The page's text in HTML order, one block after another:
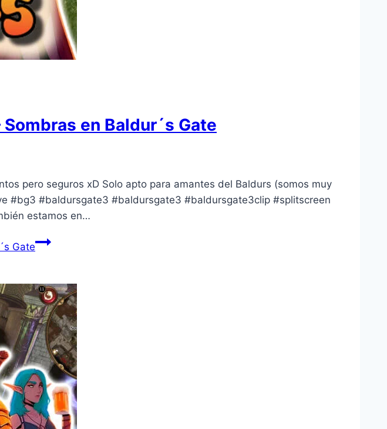
en Baldur´s Gate
pero seguros xD Solo apto para amantes del Baldurs (somos muy
#bg3 #baldursgate3 #baldursgate3 #baldursgate3clip #splitscreen
estamos en…
Gate